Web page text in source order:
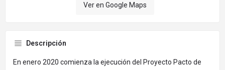
Ver en Google Maps
Descripción
En enero 2020 comienza la ejecución del Proyecto Pacto de